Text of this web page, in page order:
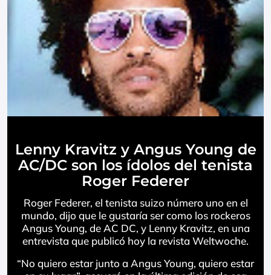
Lenny Kravitz y Angus Young de
AC/DC son los ídolos del tenista
Roger Federer
Roger Federer, el tenista suizo número uno en el
mundo, dijo que le gustaría ser como los rockeros
Angus Young, de AC DC, y Lenny Kravitz, en una
entrevista que publicó hoy la revista Weltwoche.
“No quiero estar junto a Angus Young, quiero estar